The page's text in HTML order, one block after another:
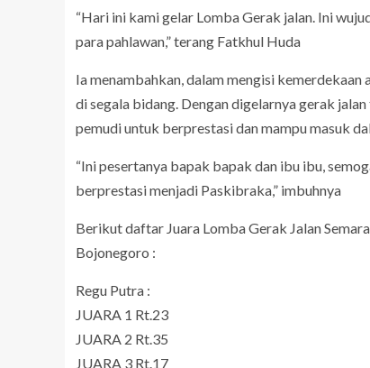
“Hari ini kami gelar Lomba Gerak jalan. Ini
para pahlawan,” terang Fatkhul Huda
Ia menambahkan, dalam mengisi
di segala bidang. Dengan digelarnya gerak
pemudi untuk berprestasi dan mampu masuk
“Ini pesertanya bapak bapak dan ibu ibu,
berprestasi menjadi Paskibraka,” imbuhnya
Berikut daftar Juara Lomba Gerak Jalan
Bojonegoro :
Regu Putra :
JUARA 1 Rt.23
JUARA 2 Rt.35
JUARA 3 Rt.17